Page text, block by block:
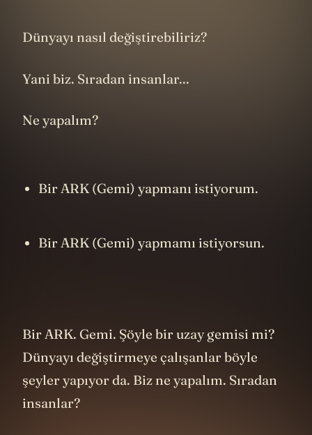
Dünyayı nasıl değiştirebiliriz?
Yani biz. Sıradan insanlar...
Ne yapalım?
Bir ARK (Gemi) yapmanı istiyorum.
Bir ARK (Gemi) yapmamı istiyorsun.
Bir ARK. Gemi. Şöyle bir uzay gemisi mi?
Dünyayı değiştirmeye çalışanlar böyle
şeyler yapıyor da. Biz ne yapalım. Sıradan
insanlar?